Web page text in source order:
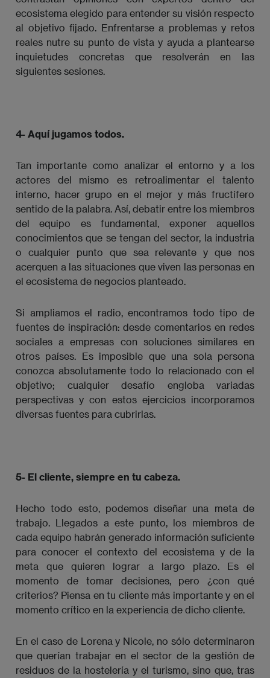
ecosistema elegido para entender su visión respecto
al objetivo fijado. Enfrentarse a problemas y retos
reales nutre su punto de vista y ayuda a plantearse
inquietudes concretas que resolverán en las
siguientes sesiones.
4- Aquí jugamos todos.
Tan importante como analizar el entorno y a los
actores del mismo es retroalimentar el talento
interno, hacer grupo en el mejor y más fructífero
sentido de la palabra. Así, debatir entre los miembros
del equipo es fundamental, exponer aquellos
conocimientos que se tengan del sector, la industria
o cualquier punto que sea relevante y que nos
acerquen a las situaciones que viven las personas en
el ecosistema de negocios planteado.
Si ampliamos el radio, encontramos todo tipo de
fuentes de inspiración: desde comentarios en redes
sociales a empresas con soluciones similares en
otros países. Es imposible que una sola persona
conozca absolutamente todo lo relacionado con el
objetivo; cualquier desafío engloba variadas
perspectivas y con estos ejercicios incorporamos
diversas fuentes para cubrirlas.
5- El cliente, siempre en tu cabeza.
Hecho todo esto, podemos diseñar una meta de
trabajo. Llegados a este punto, los miembros de
cada equipo habrán generado información suficiente
para conocer el contexto del ecosistema y de la
meta que quieren lograr a largo plazo. Es el
momento de tomar decisiones, pero ¿con qué
criterios? Piensa en tu cliente más importante y en el
momento crítico en la experiencia de dicho cliente.
En el caso de Lorena y Nicole, no sólo determinaron
que querían trabajar en el sector de la gestión de
residuos de la hostelería y el turismo, sino que, tras